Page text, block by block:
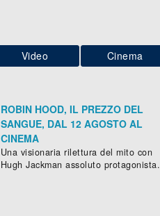
Video Cinema
ROBIN HOOD, IL PREZZO DEL
SANGUE, DAL 12 AGOSTO AL
CINEMA
Una visionaria rilettura del mito con
Hugh Jackman assoluto protagonista.